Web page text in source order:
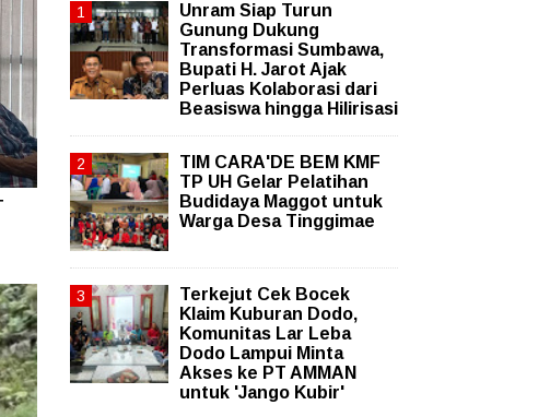
Unram Siap Turun
Gunung Dukung
Transformasi Sumbawa,
Bupati H. Jarot Ajak
Perluas Kolaborasi dari
Beasiswa hingga Hilirisasi
TIM CARA'DE BEM KMF
TP UH Gelar Pelatihan
Budidaya Maggot untuk
Warga Desa Tinggimae
Terkejut Cek Bocek
Klaim Kuburan Dodo,
Komunitas Lar Leba
Dodo Lampui Minta
Akses ke PT AMMAN
untuk 'Jango Kubir'